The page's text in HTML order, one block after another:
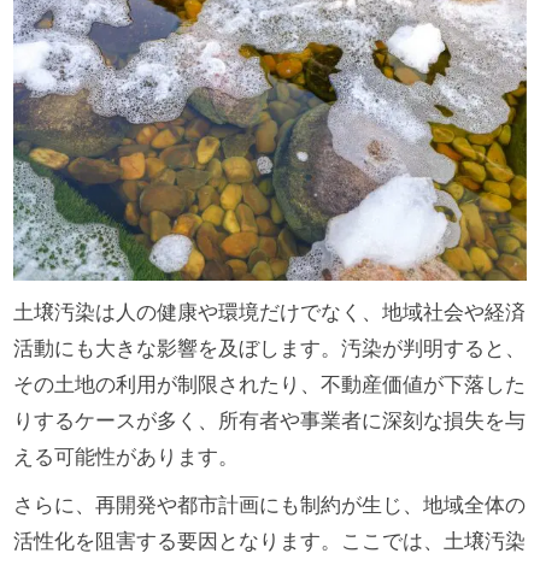
土壌汚染は人の健康や環境だけでなく、地域社会や経済
活動にも大きな影響を及ぼします。汚染が判明すると、
その土地の利用が制限されたり、不動産価値が下落した
りするケースが多く、所有者や事業者に深刻な損失を与
える可能性があります。
さらに、再開発や都市計画にも制約が生じ、地域全体の
活性化を阻害する要因となります。ここでは、土壌汚染